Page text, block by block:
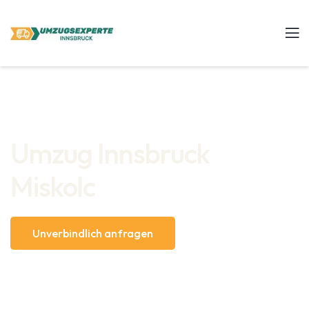
Unverbindlich anfragen